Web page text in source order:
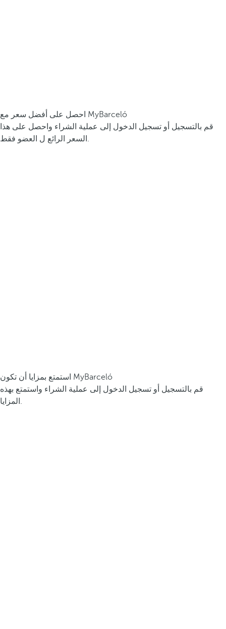
احصل على أفضل سعر مع MyBarceló
قم بالتسجيل أو تسجيل الدخول إلى عملية الشراء واحصل على هذا
السعر الرائع ل العضو فقط.
استمتع بمزايا أن تكون MyBarceló
قم بالتسجيل أو تسجيل الدخول إلى عملية الشراء واستمتع بهذه
المزايا.